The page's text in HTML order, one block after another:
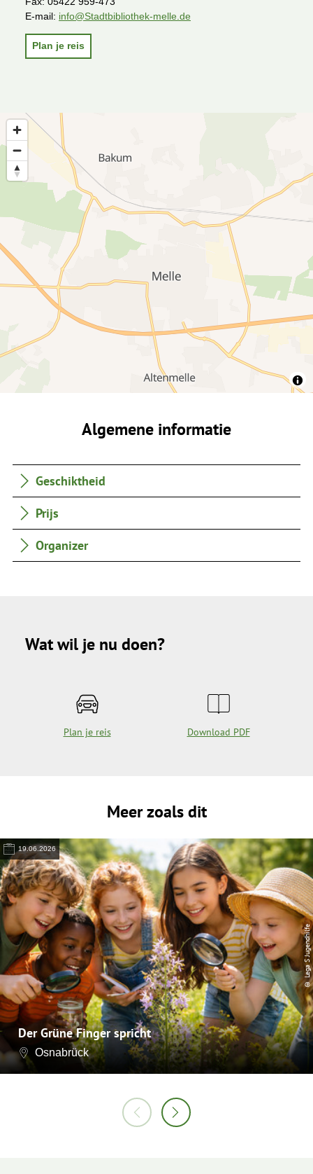
E-mail: info@Stadtbibliothek-melle.de
Plan je reis
Algemene informatie
Geschiktheid
Prijs
Organizer
Wat wil je nu doen?
Plan je reis Download PDF
Meer zoals dit
19.06.2026
Der Grüne Finger spricht
Osnabrück
© Lega S Jugendhilfe